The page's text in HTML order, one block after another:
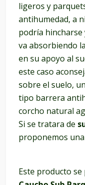
ligeros y
antihumedad, a
podría hincharse
va absorbiendo
en su apoyo al
este caso
sobre el suelo,
tipo barrera
corcho natural
Si se tratara de
proponemos una
Este producto